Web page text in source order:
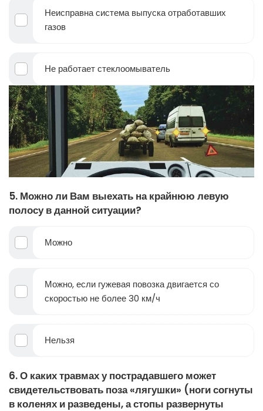
Неисправна система выпуска отработавших
газов
Не работает стеклоомыватель
5. Можно ли Вам выехать на крайнюю левую
полосу в данной ситуации?
Можно
Можно, если гужевая повозка двигается со
скоростью не более 30 км/ч
Нельзя
6. О каких травмах у пострадавшего может
свидетельствовать поза «лягушки» (ноги согнуты
в коленях и разведены, а стопы развернуты